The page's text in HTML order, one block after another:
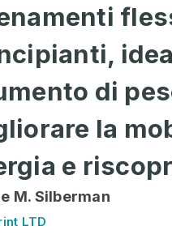
di
la
e
M. Silberman
LTD